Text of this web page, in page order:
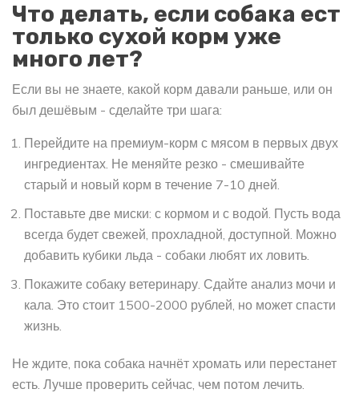
Что делать, если собака ест
только сухой корм уже
много лет?
Если вы не знаете, какой корм давали раньше, или он
был дешёвым - сделайте три шага:
Перейдите на премиум-корм с мясом в первых двух
ингредиентах. Не меняйте резко - смешивайте
старый и новый корм в течение 7-10 дней.
Поставьте две миски: с кормом и с водой. Пусть вода
всегда будет свежей, прохладной, доступной. Можно
добавить кубики льда - собаки любят их ловить.
Покажите собаку ветеринару. Сдайте анализ мочи и
кала. Это стоит 1500-2000 рублей, но может спасти
жизнь.
Не ждите, пока собака начнёт хромать или перестанет
есть. Лучше проверить сейчас, чем потом лечить.